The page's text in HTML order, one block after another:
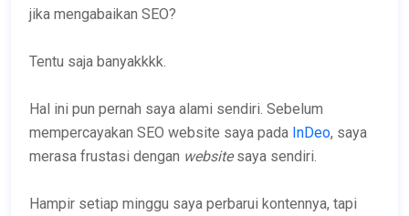
jika mengabaikan SEO?
Tentu saja banyakkkk.
Hal ini pun pernah saya alami sendiri. Sebelum
mempercayakan SEO website saya pada InDeo, saya
merasa frustasi dengan websitesaya sendiri.
Hampir setiap minggu saya perbarui kontennya, tapi